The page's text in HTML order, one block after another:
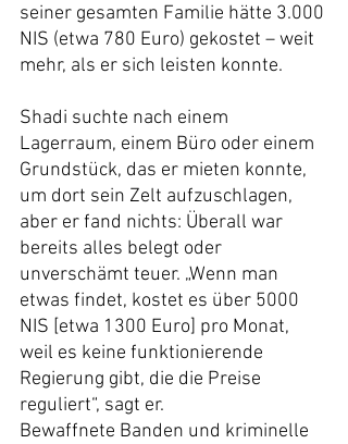
seiner gesamten Familie hätte 3.000
NIS (etwa 780 Euro) gekostet – weit
mehr, als er sich leisten konnte.
Shadi suchte nach einem
Lagerraum, einem Büro oder einem
Grundstück, das er mieten konnte,
um dort sein Zelt aufzuschlagen,
aber er fand nichts: Überall war
bereits alles belegt oder
unverschämt teuer. „Wenn man
etwas findet, kostet es über 5000
NIS [etwa 1300 Euro] pro Monat,
weil es keine funktionierende
Regierung gibt, die die Preise
reguliert“, sagt er.
Bewaffnete Banden und kriminelle